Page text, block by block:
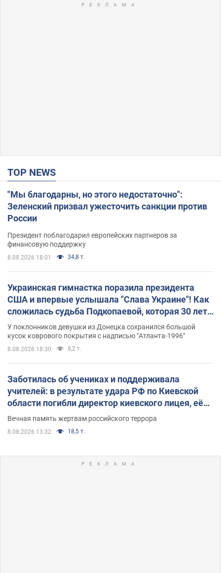
TOP NEWS
"Мы благодарны, но этого недостаточно":
Зеленский призвал ужесточить санкции против
России
Президент поблагодарил европейских партнеров за
финансовую поддержку
8.08.2026 18:01 34,8 т.
Украинская гимнастка поразила президента
США и впервые услышала "Слава Украине"! Как
сложилась судьба Подкопаевой, которая 30 лет
назад завоевала "золото" Олимпиады
У поклонников девушки из Донецка сохранился большой
кусок коврового покрытия с надписью "Атланта-1996"
8.08.2026 18:30 8,2 т.
Заботилась об учениках и поддерживала
учителей: в результате удара РФ по Киевской
области погибли директор киевского лицея, её
муж и внук
Вечная память жертвам российского террора
8.08.2026 13:32 18,5 т.